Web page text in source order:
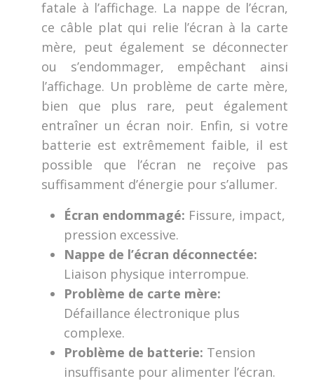
fatale à l’affichage. La nappe de l’écran,
ce câble plat qui relie l’écran à la carte
mère, peut également se déconnecter
ou s’endommager, empêchant ainsi
l’affichage. Un problème de carte mère,
bien que plus rare, peut également
entraîner un écran noir. Enfin, si votre
batterie est extrêmement faible, il est
possible que l’écran ne reçoive pas
suffisamment d’énergie pour s’allumer.
Écran endommagé: Fissure, impact,
pression excessive.
Nappe de l’écran déconnectée:
Liaison physique interrompue.
Problème de carte mère:
Défaillance électronique plus
complexe.
Problème de batterie: Tension
insuffisante pour alimenter l’écran.